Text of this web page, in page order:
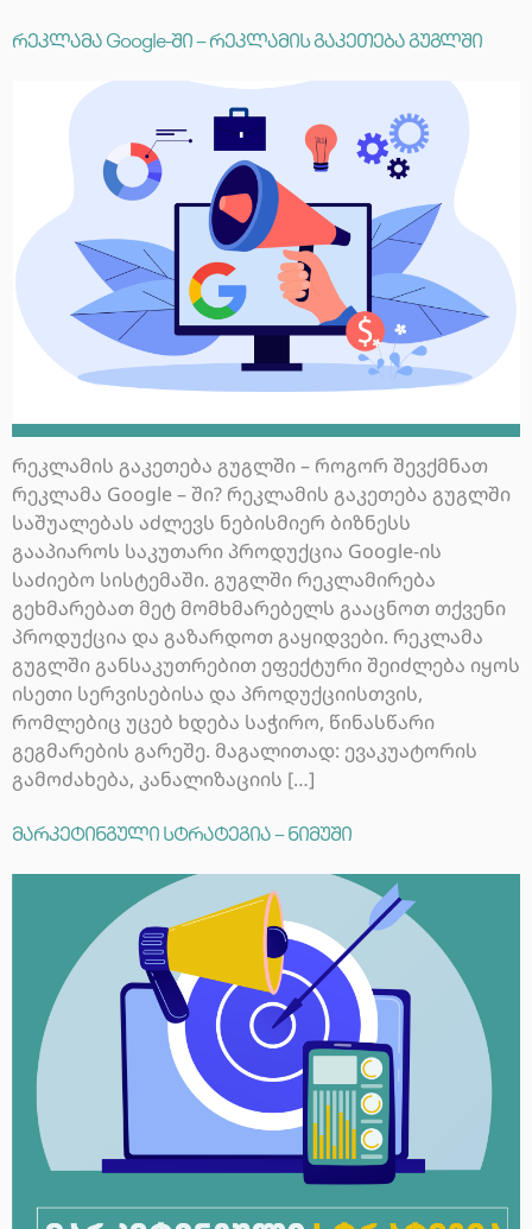
რეკლამა Google-ში – რეკლამის გაკეთება გუგლში
რეკლამის გაკეთება გუგლში – როგორ შევქმნათ
რეკლამა Google – ში? რეკლამის გაკეთება გუგლში
საშუალებას აძლევს ნებისმიერ ბიზნესს
გააპიაროს საკუთარი პროდუქცია Google-ის
საძიებო სისტემაში. გუგლში რეკლამირება
გეხმარებათ მეტ მომხმარებელს გააცნოთ თქვენი
პროდუქცია და გაზარდოთ გაყიდვები. რეკლამა
გუგლში განსაკუთრებით ეფექტური შეიძლება იყოს
ისეთი სერვისებისა და პროდუქციისთვის,
რომლებიც უცებ ხდება საჭირო, წინასწარი
გეგმარების გარეშე. მაგალითად: ევაკუატორის
გამოძახება, კანალიზაციის […]
მარკეტინგული სტრატეგია – ნიმუში